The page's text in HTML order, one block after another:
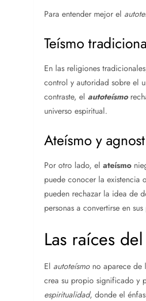
Para entender mejor el
Teísmo
En las religiones
control y autoridad sobre el
contraste, el autoteísmo
universo espiritual.
Ateísmo y
Por otro lado, elateísmo
puede conocer la existencia
pueden rechazar la idea de
personas a convertirse en
Las raíces del
El autoteísmono aparece de
crea su propio significado y
espiritualidad, donde el